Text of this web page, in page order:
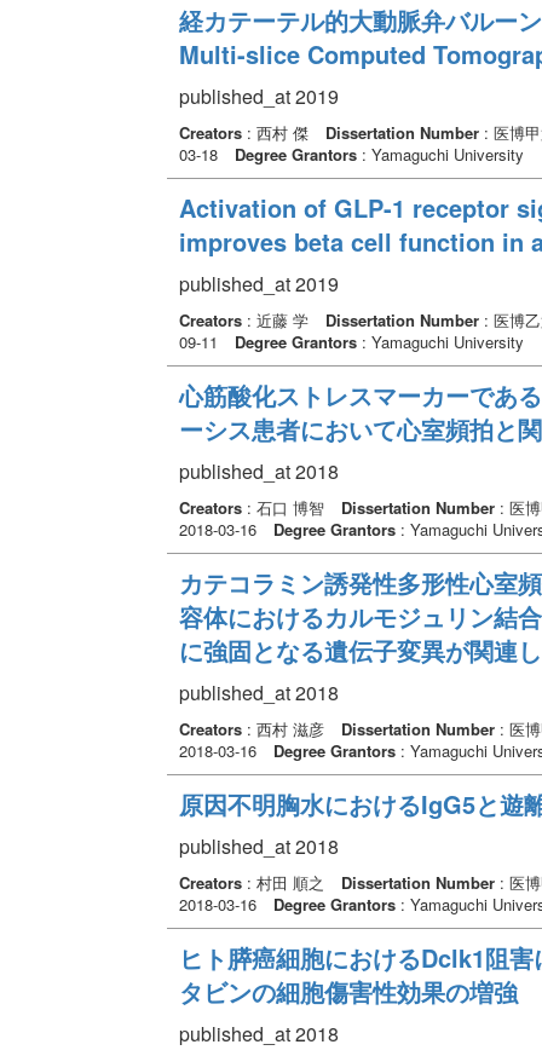
経カテーテル的大動脈弁バルー
Multi-slice Computed
published_at 2019
Creators: 西村 傑 Dissertation Number: 医博
03-18
Degree Grantors: Yamaguchi University
Activation of GLP-1 receptor
improves beta cell function in
published_at 2019
Creators: 近藤 学 Dissertation Number: 医博
09-11
Degree Grantors: Yamaguchi University
心筋酸化ストレスマーカーであ
ーシス患者において心室頻拍と
published_at 2018
Creators: 石口 博智 Dissertation Number: 医
2018-03-16
Degree Grantors: Yamaguchi
カテコラミン誘発性多形性心室
容体におけるカルモジュリン結
に強固となる遺伝子変異が関連
published_at 2018
Creators: 西村 滋彦 Dissertation Number: 医
2018-03-16
Degree Grantors: Yamaguchi
原因不明胸水におけるIgG5と遊
published_at 2018
Creators: 村田 順之 Dissertation Number: 医
2018-03-16
Degree Grantors: Yamaguchi
ヒト膵癌細胞におけるDclk1阻
タビンの細胞傷害性効果の増強
published_at 2018